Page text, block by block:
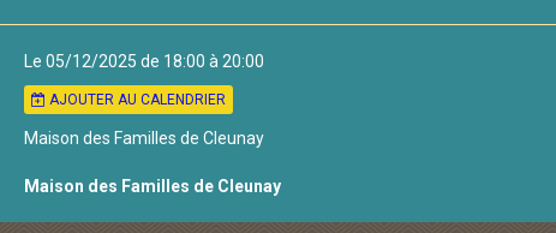
Le 05/12/2025 de 18:00 à 20:00
AJOUTER AU CALENDRIER
Maison des Familles de Cleunay
Maison des Familles de Cleunay